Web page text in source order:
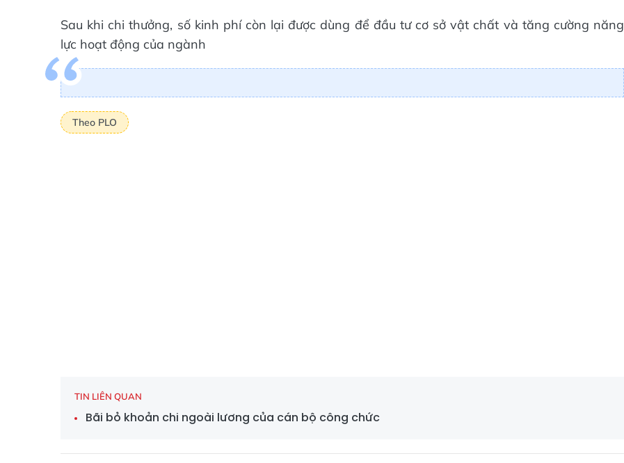
Sau khi chi thưởng, số kinh phí còn lại được dùng để đầu tư cơ sở vật chất và tăng cường năng
lực hoạt động của ngành
Theo PLO
TIN LIÊN QUAN
Bãi bỏ khoản chi ngoài lương của cán bộ công chức